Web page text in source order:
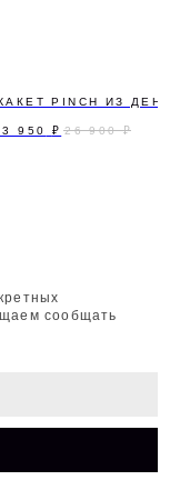
PINCH ИЗ
950 ₽ 26 900 ₽
сообщать